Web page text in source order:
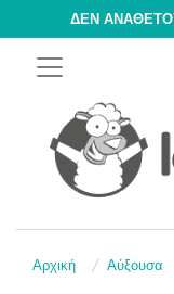
ΔΕΝ
Αρχική Αύξουσα